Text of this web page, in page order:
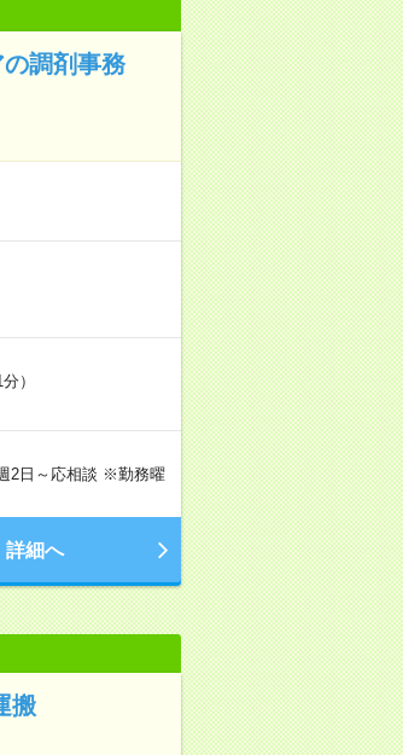
調剤事務
）
2日～応相談 ※勤務曜
詳細へ
搬